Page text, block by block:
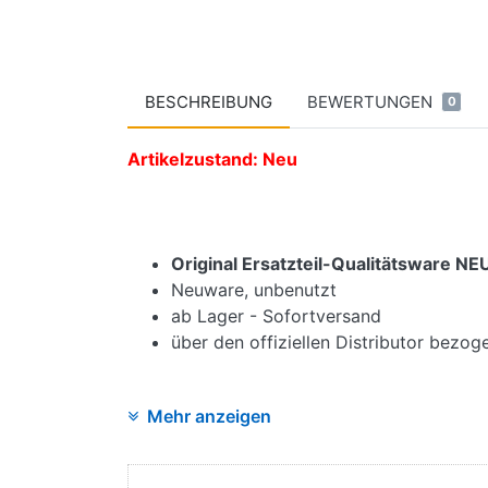
BESCHREIBUNG BEWERTUNGEN 0
Artikelzustand: Neu
Original Ersatzteil-Qualitätsware
Neuware, unbenutzt
ab Lager - Sofortversand
über den offiziellen Distributor
Angaben zur Produktsicherheit:
Mehr anzeigen